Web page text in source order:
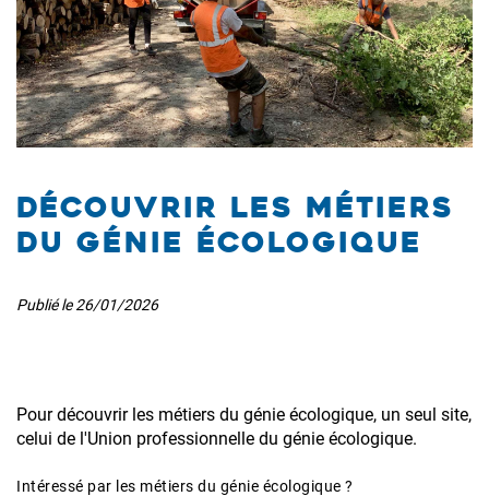
Découvrir les métiers
du génie écologique
Publié le26/01/2026
Pour découvrir les métiers du génie écologique, un seul site,
celui de l'Union professionnelle du génie écologique.
Intéressé par les métiers du génie écologique ?